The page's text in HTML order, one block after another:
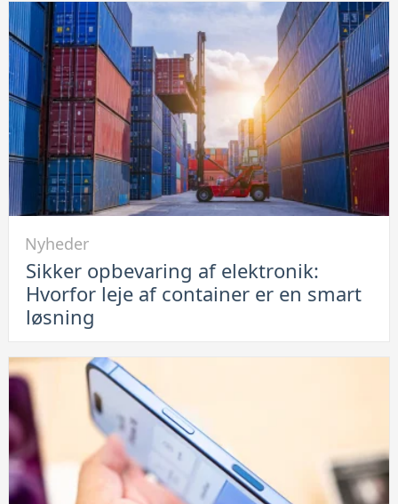
ikke
lade
op:
Se
her
hvordan
du
løser
problemet
Sikker
opbevaring
Hvorfor
leje
af
container
er
en
Nyheder
Sikker opbevaring af elektronik:
Hvorfor leje af container er en smart
løsning